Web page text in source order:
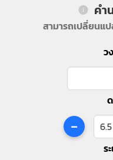
คำ
สามารถเปลี่ยนแ
ว
-
ร